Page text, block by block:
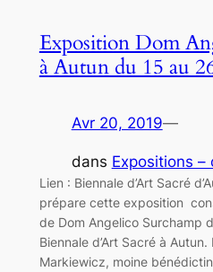
Exposition Dom
à Autun du 15 au
Avr 20, 2019—
dans Expositions –
Lien : Biennale d’Art Sacré
prépare cette exposition
de Dom Angelico Surchamp
Biennale d’Art Sacré à
Markiewicz, moine